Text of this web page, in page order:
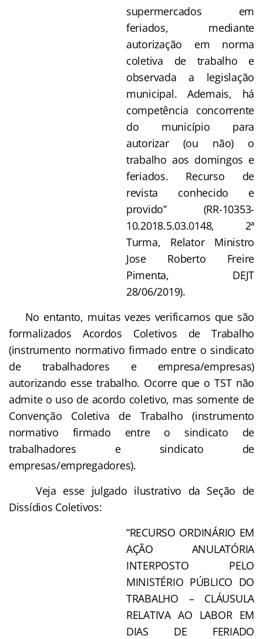
supermercados em
feriados, mediante
autorização em norma
coletiva de trabalho e
observada a legislação
municipal. Ademais, há
competência concorrente
do município para
autorizar (ou não) o
trabalho aos domingos e
feriados. Recurso de
revista conhecido e
provido” (RR-10353-
10.2018.5.03.0148, 2ª
Turma, Relator Ministro
Jose Roberto Freire
Pimenta, DEJT
28/06/2019).
No entanto, muitas vezes verificamos que são
formalizados Acordos Coletivos de Trabalho
(instrumento normativo firmado entre o sindicato
de trabalhadores e empresa/empresas)
autorizando esse trabalho. Ocorre que o TST não
admite o uso de acordo coletivo, mas somente de
Convenção Coletiva de Trabalho (instrumento
normativo firmado entre o sindicato de
trabalhadores e sindicato de
empresas/empregadores).
Veja esse julgado ilustrativo da Seção de
Dissídios Coletivos:
“RECURSO ORDINÁRIO EM
AÇÃO ANULATÓRIA
INTERPOSTO PELO
MINISTÉRIO PÚBLICO DO
TRABALHO – CLÁUSULA
RELATIVA AO LABOR EM
DIAS DE FERIADO